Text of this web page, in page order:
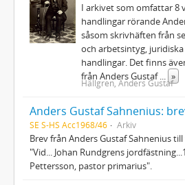
I arkivet som omfattar 8
handlingar rörande
såsom skrivhäften från
och arbetsintyg,
handlingar. Det finns
från Anders Gustaf
»
Hällgren, Anders Gustaf
Anders Gustaf Sahnenius:
SE S-HS Acc1968/46 Arkiv
Brev från Anders Gustaf Sahnenius
"Vid... Johan Rundgrens
Pettersson, pastor primarius".